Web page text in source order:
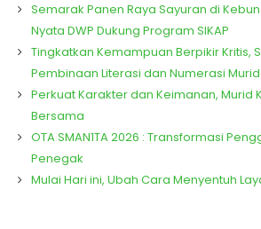
Semarak Panen Raya Sayuran di Kebun
Nyata DWP Dukung Program SIKAP
Tingkatkan Kemampuan Berpikir Kritis,
Pembinaan Literasi dan Numerasi Murid
Perkuat Karakter dan Keimanan, Murid
Bersama
OTA SMAN1TA 2026 : Transformasi
Penegak
Mulai Hari ini, Ubah Cara Menyentuh